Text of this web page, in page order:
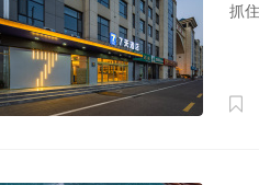
抓